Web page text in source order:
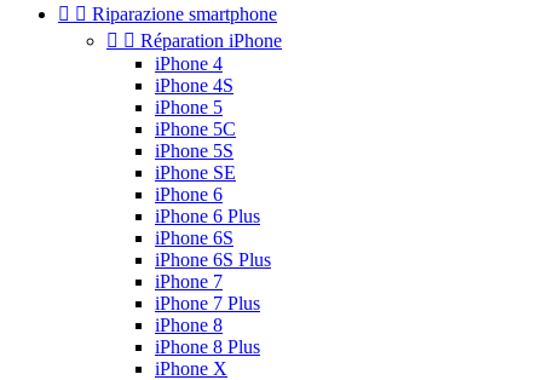
  Riparazione smartphone
  Réparation iPhone
iPhone 4
iPhone 4S
iPhone 5
iPhone 5C
iPhone 5S
iPhone SE
iPhone 6
iPhone 6 Plus
iPhone 6S
iPhone 6S Plus
iPhone 7
iPhone 7 Plus
iPhone 8
iPhone 8 Plus
iPhone X